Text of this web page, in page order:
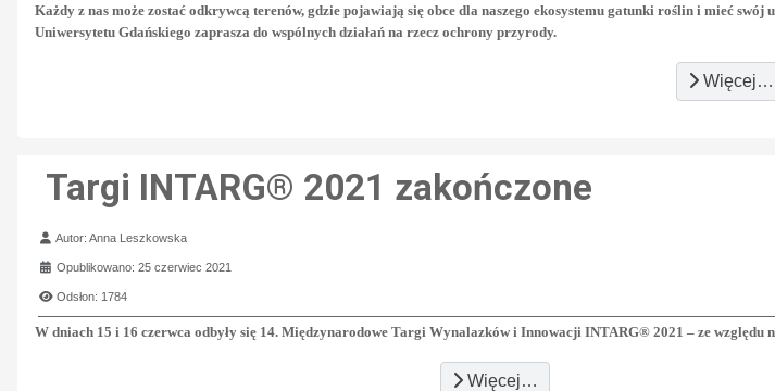
Każdy z nas może zostać odkrywcą terenów, gdzie pojawiają się obce dla naszego ekosystemu gatunki roślin i mieć
Uniwersytetu Gdańskiego zaprasza do wspólnych działań na rzecz ochrony przyrody.
Więcej…
Targi INTARG® 2021 zakończone
Szczegóły
Autor:Anna Leszkowska
Opublikowano: 25 czerwiec 2021
Odsłon: 1784
W dniach 15 i 16 czerwca odbyły się 14. Międzynarodowe Targi Wynalazków i Innowacji INTARG® 2021 – ze względu
Więcej…